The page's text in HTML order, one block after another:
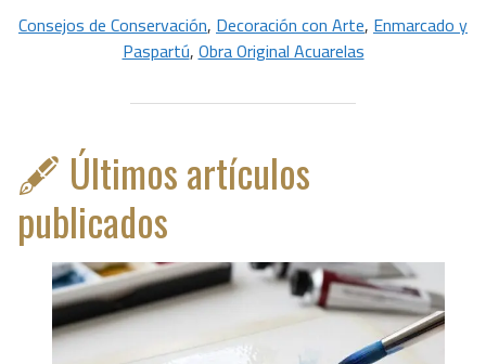
Consejos de Conservación, Decoración con Arte, Enmarcado y
Paspartú, Obra Original Acuarelas
🖋️ Últimos artículos
publicados